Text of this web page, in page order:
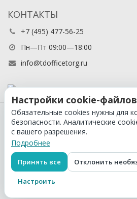
КОНТАКТЫ
+7 (495) 477-56-25
Пн—Пт 09:00—18:00
info@tdofficetorg.ru
© 2026 Официальный партнер
Настройки cookie-файлов
Обязательные cookies нужны для
безопасности. Аналитические
с вашего разрешения.
Подробнее
Принять все Отклонить
Настроить